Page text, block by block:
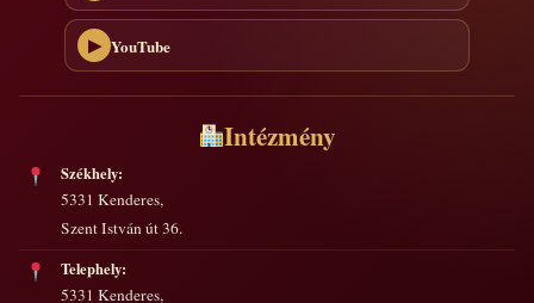
▶ YouTube
Intézmény
Székhely:
5331 Kenderes,
Szent István út 36.
Telephely:
5331 Kenderes,